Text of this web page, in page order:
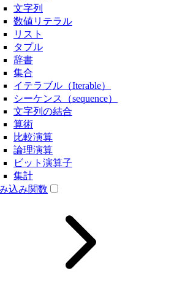
文字列
数値リテラル
リスト
タプル
辞書
集合
イテラブル（Iterable）
シーケンス（sequence）
文字列の結合
算術
比較演算
論理演算
ビット演算子
集計
込み関数